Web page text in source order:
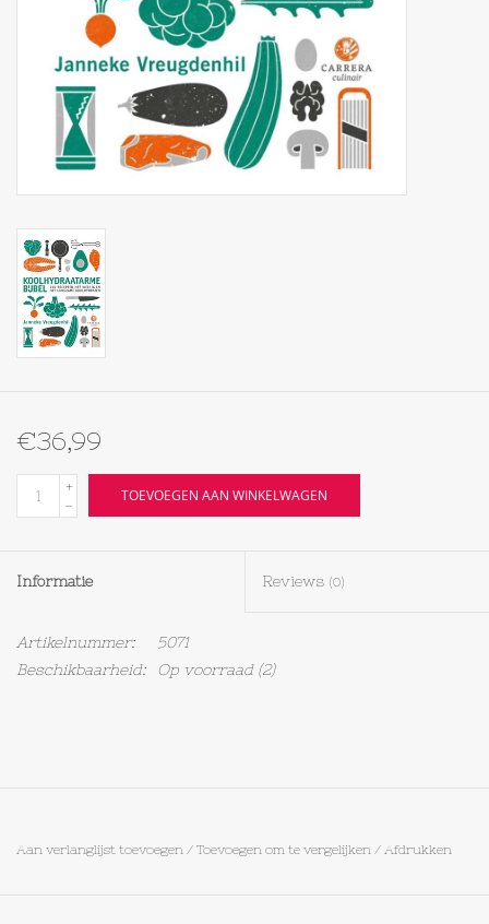
Koffie & Thee
Lifestyle
Vroeger
Keukenspullen
Food
Boeken
Textiel
Olieflessen
€36,99
+
-
TOEVOEGEN AAN WINKELWAGEN
Informatie Reviews (0)
Artikelnummer:
5071
Beschikbaarheid:
Op voorraad(2)
Aan verlanglijst toevoegen / Toevoegen om te vergelijken / Afdrukken